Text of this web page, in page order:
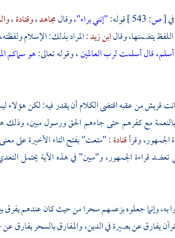
[ص: قوله:"إنني براء"،وقالمجاهد،وقتادة،
يتضمنها، وقالابن زيد: المراد بذلك: الإسلام
أسلم، قال أسلمت لرب العالمين، وقوله تعالى:هو سماكم
قريش من عقبه اقتضى الكلام أن يقدر فيه: لكن هؤلاء
بالنعمة مع كفرهم حتى جاءهم الحق ورسول مبين،
وقرأقتادة: "متعت" بفتح التاء الأخيرة على
قراءة الجمهور، و"مبين" في هذه الآية يحتمل
به، وإنما جعلوه بزعمهم سحرا من حيث كان عندهم يفرق
يفارق عن بصيرة في الدين، والمفارق بالسحر يفارق